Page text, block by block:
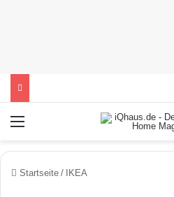
Startseite / IKEA